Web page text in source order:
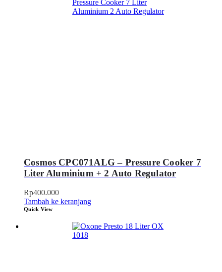
Cosmos CPC071ALG – Pressure Cooker 7
Liter Aluminium + 2 Auto Regulator
Rp400.000
Tambah ke keranjang
Quick View